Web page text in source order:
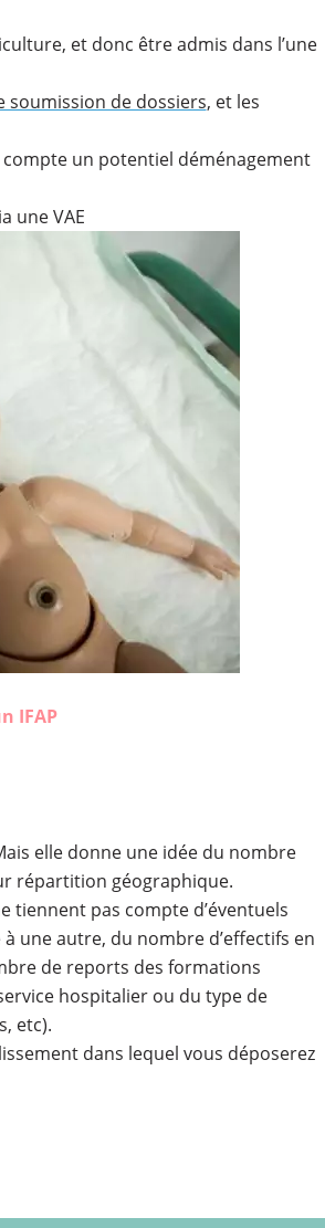
et donc être admis dans l’une
soumission de dossiers, et les
un potentiel déménagement
une VAE
IFAP
elle donne une idée du nombre
répartition géographique.
tiennent pas compte d’éventuels
une autre, du nombre d’effectifs en
de reports des formations
hospitalier ou du type de
etc).
dans lequel vous déposerez